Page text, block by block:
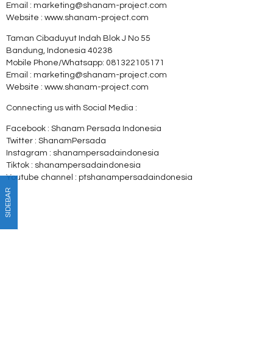
Email : marketing@shanam-project.com
Website : www.shanam-project.com
Taman Cibaduyut Indah Blok J No 55
Bandung, Indonesia 40238
Mobile Phone/Whatsapp: 081322105171
Email : marketing@shanam-project.com
Website : www.shanam-project.com
Connecting us with Social Media :
Facebook : Shanam Persada Indonesia
Twitter : ShanamPersada
Instagram : shanampersadaindonesia
Tiktok : shanampersadaindonesia
Youtube channel : ptshanampersadaindonesia
SIDEBAR